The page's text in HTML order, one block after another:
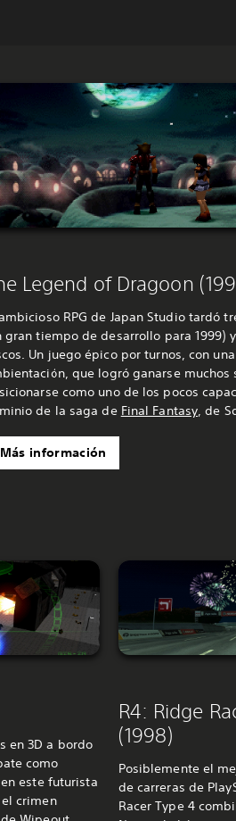
Legend of Dragoon
RPG de Japan Studio tardó
gran tiempo de desarrollo para 1999)
Un juego épico por turnos, con
que logró ganarse muchos
como uno de los pocos
de la saga de Final Fantasy, de
Más información
en 3D a bordo
como
este futurista
crimen
R4: Ridge
(1998)
Posiblemente el
de carreras de
Racer Type 4